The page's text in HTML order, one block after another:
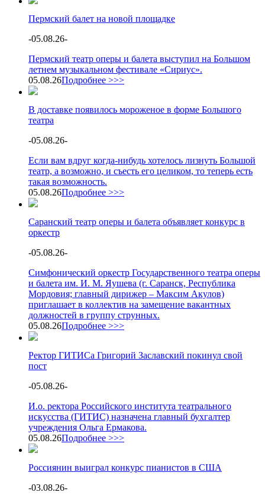
Пермский балет на новой площадке
-05.08.26-
Пермский театр оперы и балета выступил на Большом
летнем музыкальном фестивале «Сириус».
05.08.26Подробнее >>>
В доставке появилось мороженое в форме Большого
театра
-05.08.26-
Если вам вдруг когда-нибудь хотелось лизнуть Большой
театр, а возможно, и съесть его целиком, то теперь есть
такая возможность.
05.08.26Подробнее >>>
Саранский театр оперы и балета объявляет конкурс в
оркестр
-05.08.26-
Симфонический оркестр Государственного театра оперы
и балета им. И. М. Яушева (г. Саранск, Республика
Мордовия; главный дирижер – Максим Акулов)
приглашает в коллектив на замещение вакантных
должностей в группу струнных.
05.08.26Подробнее >>>
Ректор ГИТИСа Григорий Заславский покинул свой
пост
-05.08.26-
И.о. ректора Российского института театрального
искусства (ГИТИС) назначена главный бухгалтер
учреждения Ольга Ермакова.
05.08.26Подробнее >>>
Россиянин выиграл конкурс пианистов в США
-03.08.26-